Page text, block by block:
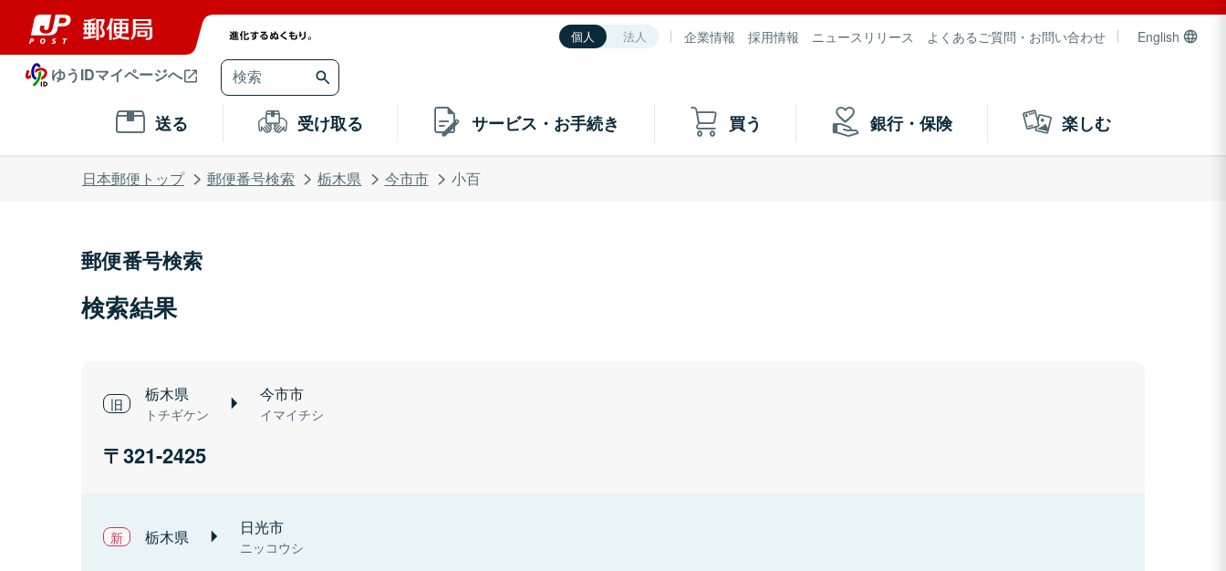
個人 法人 企業情報 採用情報 ニュースリリース よくあるご質問・お問い合わせ English
ゆうIDマイページへ
送る 受け取る サービス・お手続き 買う 銀行・保険 楽しむ
日本郵便トップ 郵便番号検索 栃木県 今市市 小百
郵便番号検索
検索結果
栃木県
トチギケン
今市市
イマイチシ
321-2425
栃木県 日光市
ニッコウシ